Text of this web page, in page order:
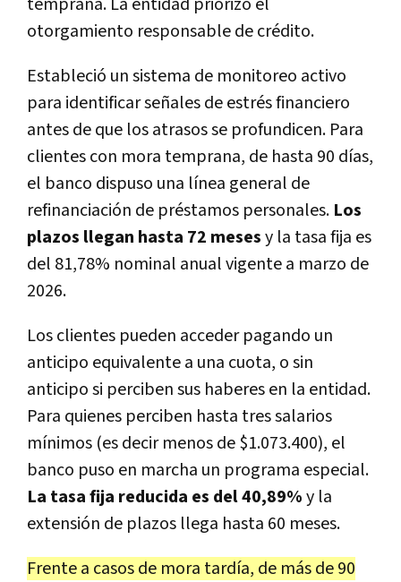
otorgamiento responsable de crédito.
Estableció un sistema de monitoreo activo
para identificar señales de estrés financiero
antes de que los atrasos se profundicen. Para
clientes con mora temprana, de hasta 90 días,
el banco dispuso una línea general de
refinanciación de préstamos personales. Los
plazos llegan hasta 72 mesesy la tasa fija es
del 81,78% nominal anual vigente a marzo de
2026.
Los clientes pueden acceder pagando un
anticipo equivalente a una cuota, o sin
anticipo si perciben sus haberes en la entidad.
Para quienes perciben hasta tres salarios
mínimos (es decir menos de $1.073.400), el
banco puso en marcha un programa especial.
La tasa fija reducida es del 40,89%y la
extensión de plazos llega hasta 60 meses.
Frente a casos de mora tardía, de más de 90